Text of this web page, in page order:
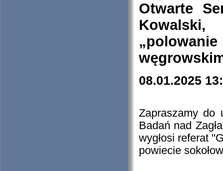
Otwarte
08.01.2025
Zapraszamy do
Badań nad
wygłosi referat
powiecie